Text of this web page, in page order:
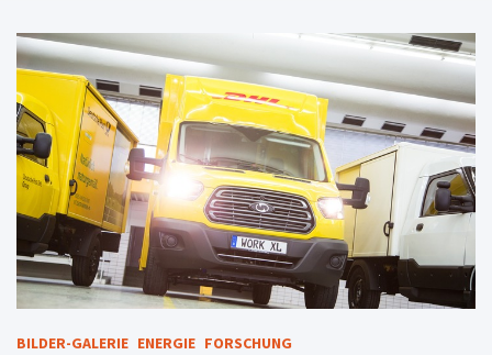
BILDER-GALERIE ENERGIE FORSCHUNG